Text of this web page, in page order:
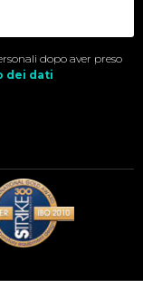
dopo aver preso
dei dati